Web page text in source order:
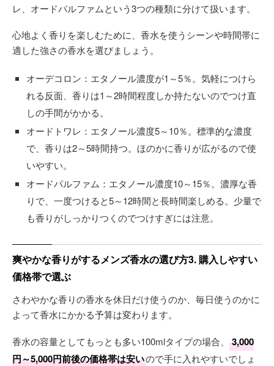
レ、オードパルファムという3つの種類に分けて扱います。
心地よく香りを楽しむために、香水を使うシーンや時間帯に
適した強さの香水を選びましょう。
オーデコロン：エタノール濃度が1～5％。気軽につけら
れる反面、香りは1～2時間程度しか持たないのでつけ直
しの手間がかかる。
オードトワレ：エタノール濃度5～10％。標準的な濃度
で、香りは2～5時間持つ。ほのかに香りが広がるので使
いやすい。
オードパルファム：エタノール濃度10～15％。濃厚な香
りで、一度つけると5～12時間と長時間楽しめる。少量で
も香りがしっかりつくのでつけすぎには注意。
爽やかな香りがするメンズ香水の選び方3. 購入しやすい
価格帯で選ぶ
さわやかな香りの香水を休日だけ使うのか、毎日使うのかに
よって香水にかかる予算は変わります。
香水の容量としてもっとも多い100mlタイプの場合、
3,000
円～5,000円前後の価格帯は安いので手に入れやすいでしょ